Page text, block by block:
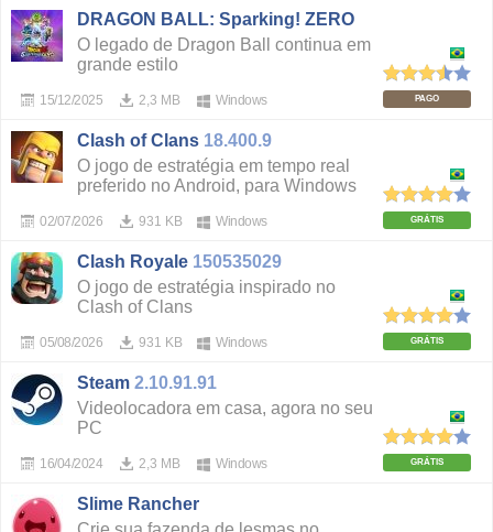
DRAGON BALL: Sparking! ZERO
O legado de Dragon Ball continua em
grande estilo
PAGO
2,3 MB
15/12/2025 Windows
Clash of Clans 18.400.9
O jogo de estratégia em tempo real
preferido no Android, para Windows
GRÁTIS
931 KB
02/07/2026 Windows
Clash Royale 150535029
O jogo de estratégia inspirado no
Clash of Clans
GRÁTIS
931 KB
05/08/2026 Windows
Steam 2.10.91.91
Videolocadora em casa, agora no seu
PC
GRÁTIS
2,3 MB
16/04/2024 Windows
Slime Rancher